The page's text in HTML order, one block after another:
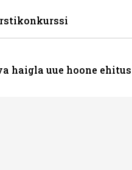
haigla uue hoone ehitus